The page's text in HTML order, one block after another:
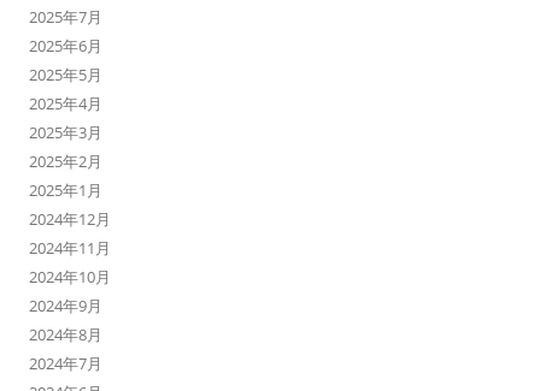
2025年7月
2025年6月
2025年5月
2025年4月
2025年3月
2025年2月
2025年1月
2024年12月
2024年11月
2024年10月
2024年9月
2024年8月
2024年7月